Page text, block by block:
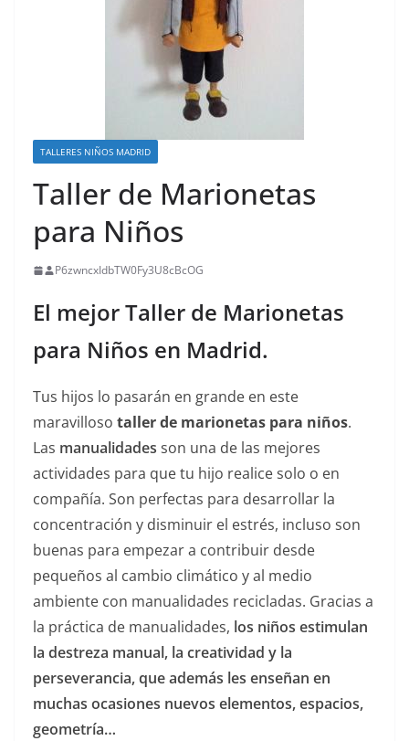
TALLERES NIÑOS MADRID
Taller de Marionetas
para Niños
P6zwncxIdbTW0Fy3U8cBcOG
El mejor Taller de Marionetas
para Niños en Madrid.
Tus hijos lo pasarán en grande en este
maravilloso taller de marionetas para niños.
Las manualidades son una de las mejores
actividades para que tu hijo realice solo o en
compañía. Son perfectas para desarrollar la
concentración y disminuir el estrés, incluso son
buenas para empezar a contribuir desde
pequeños al cambio climático y al medio
ambiente con manualidades recicladas. Gracias a
la práctica de manualidades, los niños estimulan
la destreza manual, la creatividad y la
perseverancia, que además les enseñan en
muchas ocasiones nuevos elementos, espacios,
geometría…